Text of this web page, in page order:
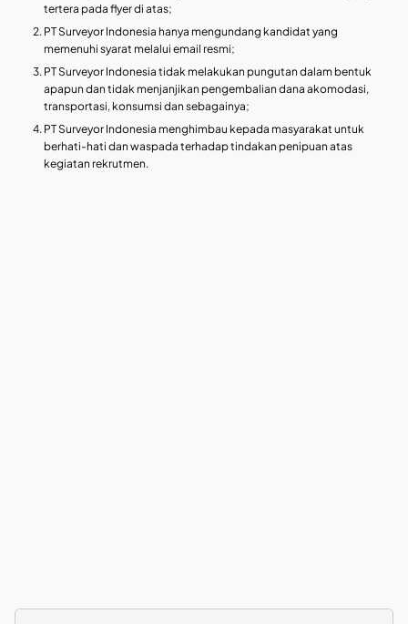
tertera pada flyer di atas;
PT Surveyor Indonesia hanya mengundang kandidat yang
memenuhi syarat melalui email resmi;
PT Surveyor Indonesia tidak melakukan pungutan dalam bentuk
apapun dan tidak menjanjikan pengembalian dana akomodasi,
transportasi, konsumsi dan sebagainya;
PT Surveyor Indonesia menghimbau kepada masyarakat untuk
berhati-hati dan waspada terhadap tindakan penipuan atas
kegiatan rekrutmen.